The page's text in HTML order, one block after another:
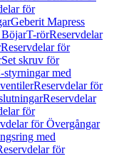
för
Geberit Mapress
BöjarT-rörReservdelar
Reservdelar för
Set skruv för
med
Reservdelar för
Reservdelar
för
för Övergångar
med
för